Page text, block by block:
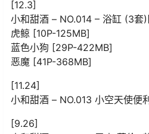
[12.3]
小和甜酒 – NO.014 – 浴缸 (3套
虎鲸 [10P-125MB]
蓝色小狗 [29P-422MB]
恶魔 [41P-368MB]
[11.24]
小和甜酒 – NO.013 小空天使便
[9.26]